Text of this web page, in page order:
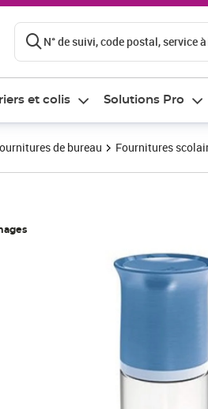
N° de suivi, code postal, service
et colis Solutions Pro
de bureau Fournitures